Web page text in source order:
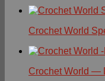
Crochet World
Crochet World —